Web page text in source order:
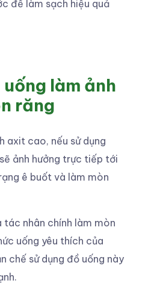
để làm sạch hiệu quả
làm ảnh
răng
axit cao, nếu sử dụng
ảnh hưởng trực tiếp tới
ê buốt và làm mòn
nhân chính làm mòn
uống yêu thích của
chế sử dụng đồ uống này